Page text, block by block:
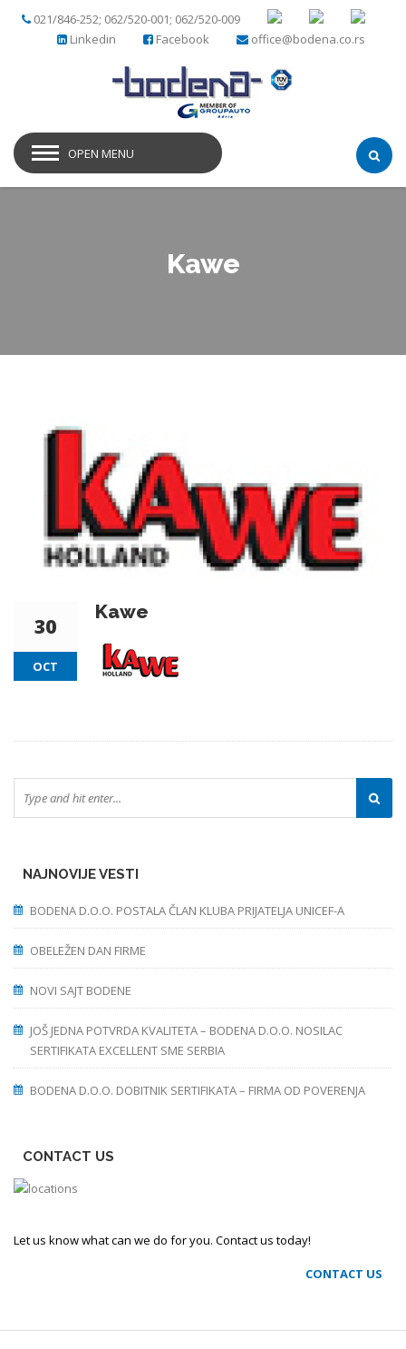
021/846-252; 062/520-001; 062/520-009
office@bodena.co.rs
Facebook
Linkedin
OPEN MENU
Kawe
30
OCT
Kawe
NAJNOVIJE VESTI
BODENA D.O.O. POSTALA ČLAN KLUBA PRIJATELJA UNICEF-A
OBELEŽEN DAN FIRME
NOVI SAJT BODENE
JOŠ JEDNA POTVRDA KVALITETA – BODENA D.O.O. NOSILAC
SERTIFIKATA EXCELLENT SME SERBIA
BODENA D.O.O. DOBITNIK SERTIFIKATA – FIRMA OD POVERENJA
CONTACT US
Let us know what can we do for you. Contact us today!
CONTACT US